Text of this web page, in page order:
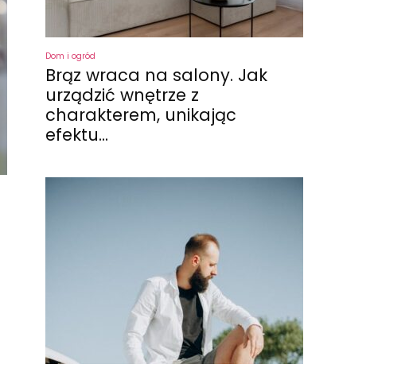
Dom i ogród
Brąz wraca na salony. Jak
urządzić wnętrze z
charakterem, unikając
efektu...